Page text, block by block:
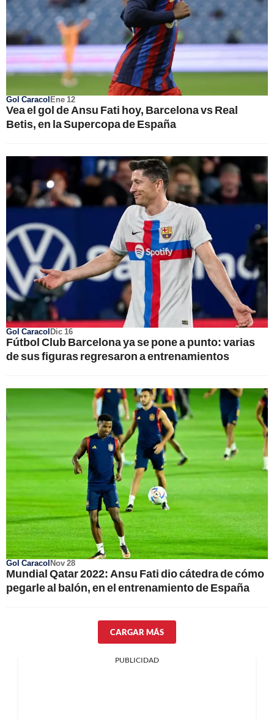
Gol CaracolEne 12
Vea el gol de Ansu Fati hoy, Barcelona vs Real
Betis, en la Supercopa de España
Gol CaracolDic 16
Fútbol Club Barcelona ya se pone a punto: varias
de sus figuras regresaron a entrenamientos
Gol CaracolNov 28
Mundial Qatar 2022: Ansu Fati dio cátedra de cómo
pegarle al balón, en el entrenamiento de España
CARGAR MÁS
PUBLICIDAD